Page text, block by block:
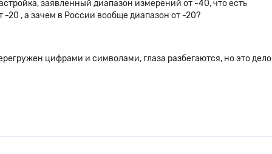
заявленный диапазон измерений от -40, что есть
-20 , а зачем в России вообще диапазон от -20?
цифрами и символами, глаза разбегаются, но это дело